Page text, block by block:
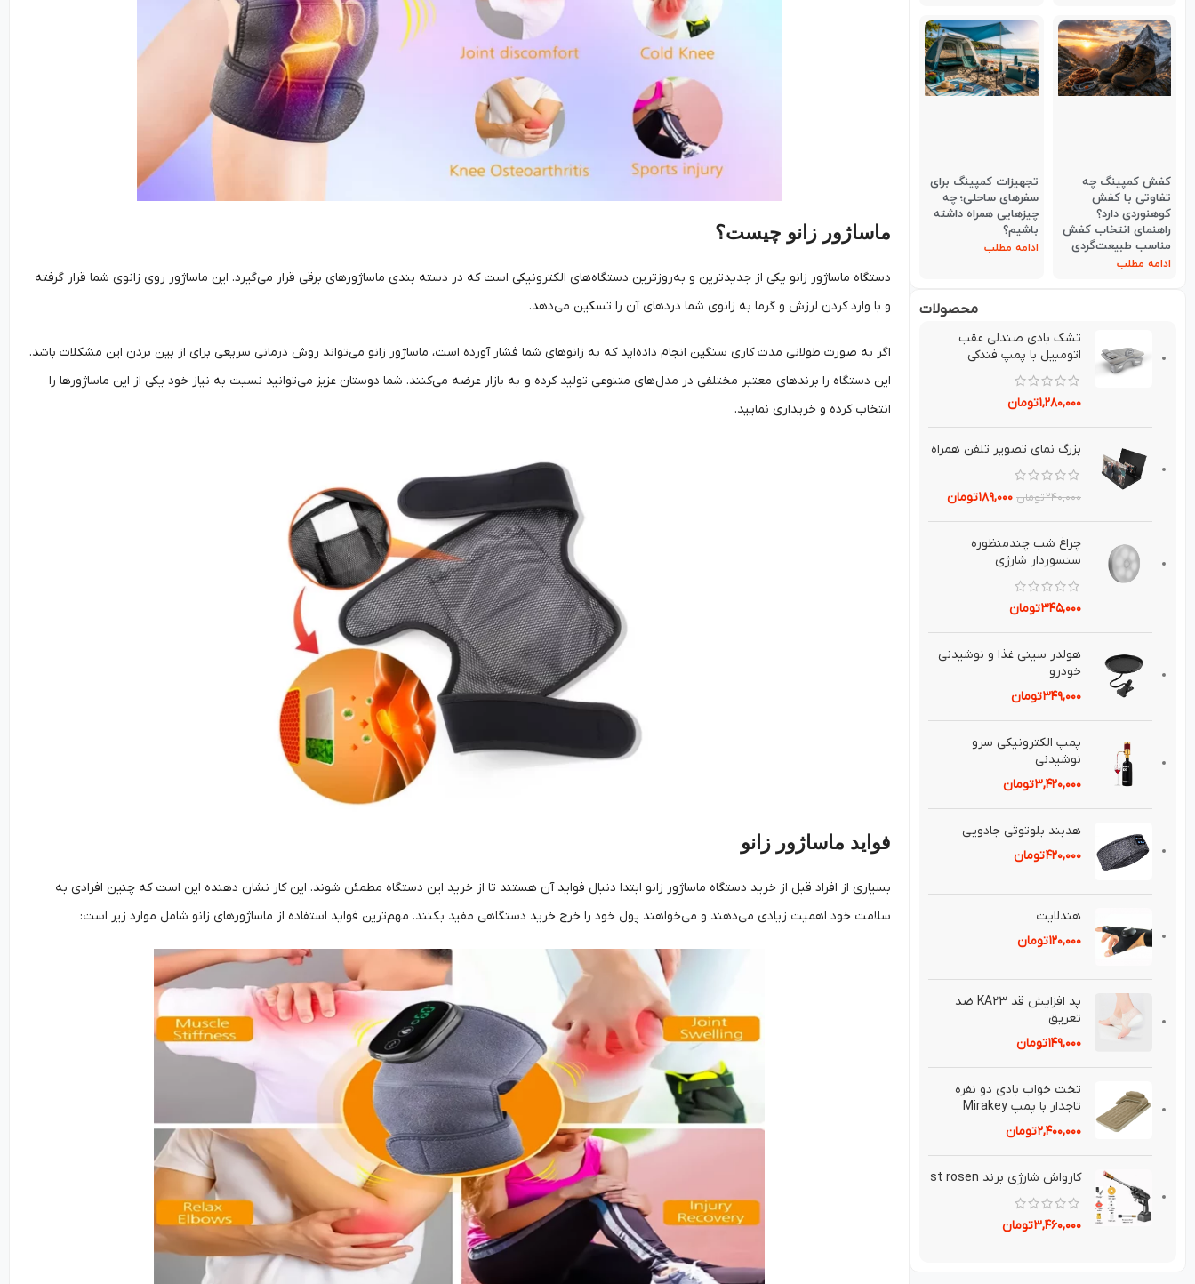
کفش کمپینگ چه
تفاوتی با کفش
کوهنوردی دارد؟
راهنمای انتخاب کفش
مناسب طبیعت‌گردی
ادامه مطلب
تجهیزات کمپینگ برای
سفرهای ساحلی؛ چه
چیزهایی همراه داشته
باشیم؟
ادامه مطلب
محصولات
تشك بادي صندلي عقب
اتومبيل با پمپ فندکی
۱,۲۸۰,۰۰۰تومان
بزرگ نماي تصوير تلفن همراه
۲۴۰,۰۰۰تومان ۱۸۹,۰۰۰تومان
چراغ شب چندمنظوره
سنسوردار شارژي
۳۴۵,۰۰۰تومان
هولدر سيني غذا و نوشيدني
خودرو
۳۴۹,۰۰۰تومان
پمپ الكترونيكی سرو
نوشيدنی
۳,۴۲۰,۰۰۰تومان
هدبند بلوتوثی جادويی
۴۲۰,۰۰۰تومان
هندلايت
۱۲۰,۰۰۰تومان
پد افزايش قد KA23 ضد
تعريق⁣
۱۴۹,۰۰۰تومان
تخت خواب بادی دو نفره
تاجدار با پمپ Mirakey
۲,۴۰۰,۰۰۰تومان
کارواش شارژی برند st rosen
۳,۴۶۰,۰۰۰تومان
ماساژور زانو چیست؟
دستگاه ماساژور زانو یکی از جدیدترین و به‌روزترین دستگاه‌های الکترونیکی است که در دسته بندی ماساژورهای برقی قرار می‌گیرد. این ماساژور روی زانوی شما قرار گرفته
و با وارد کردن لرزش و گرما به زانوی شما دردهای آن را تسکین می‌دهد.
اگر به صورت طولانی مدت کاری سنگین انجام داده‌اید که به زانوهای شما فشار آورده است، ماساژور زانو می‌تواند روش درمانی سریعی برای از بین بردن این مشکلات باشد.
این دستگاه را برندهای معتبر مختلفی در مدل‌های متنوعی تولید کرده و به بازار عرضه می‌کنند. شما دوستان عزیز می‌توانید نسبت به نیاز خود یکی از این ماساژورها را
انتخاب کرده و خریداری نمایید.
فواید ماساژور زانو
بسیاری از افراد قبل از خرید دستگاه ماساژور زانو ابتدا دنبال فواید آن هستند تا از خرید این دستگاه مطمئن شوند. این کار نشان دهنده این است که چنین افرادی به
سلامت خود اهمیت زیادی می‌دهند و می‌خواهند پول خود را خرج خرید دستگاهی مفید بکنند. مهم‌ترین فواید استفاده از ماساژورهای زانو شامل موارد زیر است: